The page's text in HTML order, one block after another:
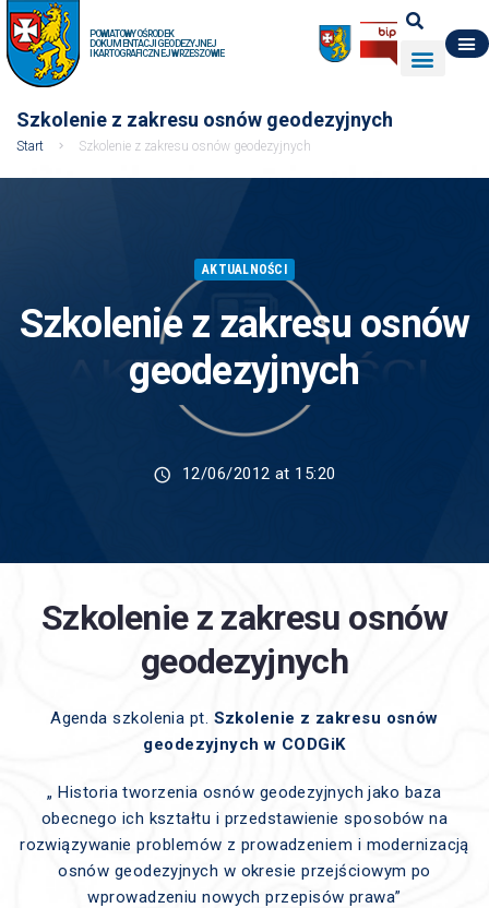
POWIATOWY OŚRODEK
DOKUMENTACJI GEODEZYJNEJ
I KARTOGRAFICZNEJ W RZESZOWIE
Szkolenie z zakresu osnów geodezyjnych
Start Szkolenie z zakresu osnów geodezyjnych
AKTUALNOŚCI
Szkolenie z zakresu osnów
geodezyjnych
12/06/2012 at 15:20
Szkolenie z zakresu osnów
geodezyjnych
Agenda szkolenia pt. Szkolenie z zakresu osnów
geodezyjnych w CODGiK
„ Historia tworzenia osnów geodezyjnych jako baza
obecnego ich kształtu i przedstawienie sposobów na
rozwiązywanie problemów z prowadzeniem i modernizacją
osnów geodezyjnych w okresie przejściowym po
wprowadzeniu nowych przepisów prawa”